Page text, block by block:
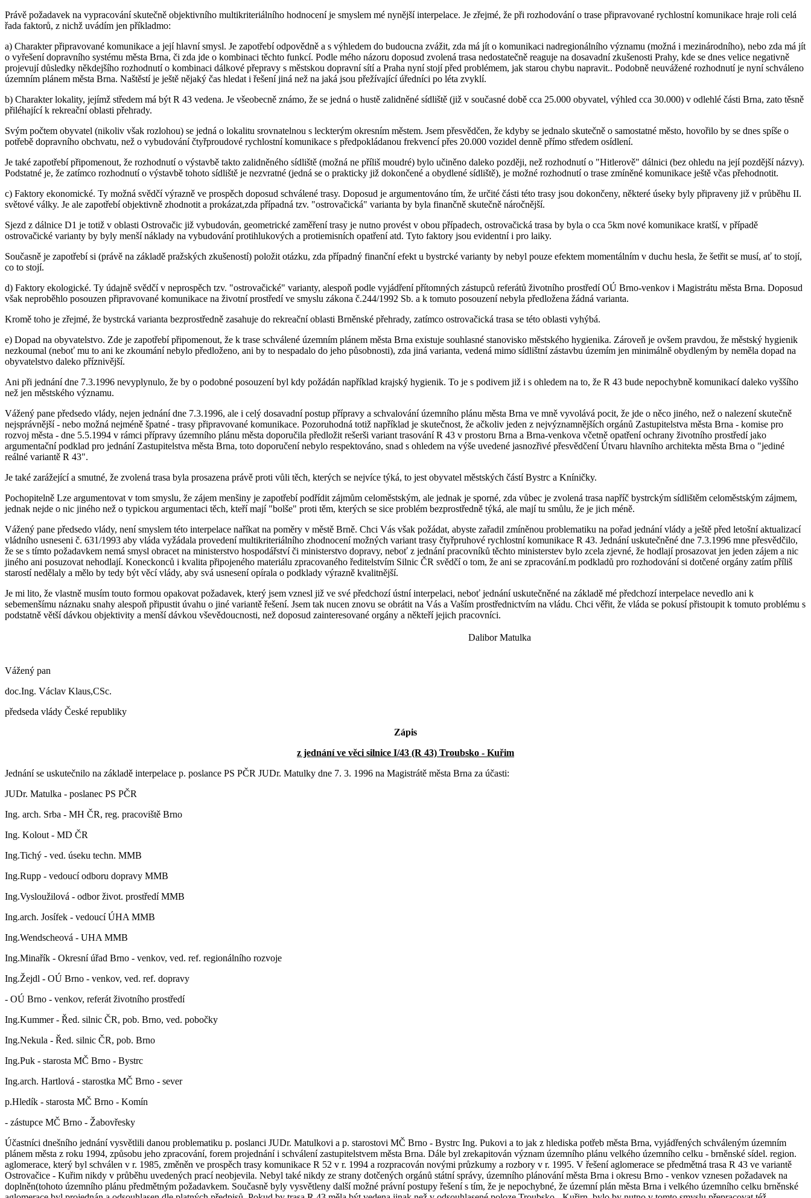
Právě požadavek na vypracování skutečně objektivního multikriteriálního hodnocení je smyslem mé nynější interpelace. Je zřejmé, že při rozhodování o trase připravované rychlostní komunikace hraje roli celá
řada faktorů, z nichž uvádím jen příkladmo:
a) Charakter připravované komunikace a její hlavní smysl. Je zapotřebí odpovědně a s výhledem do budoucna zvážit, zda má jít o komunikaci nadregionálního významu (možná i mezinárodního), nebo zda má jít
o vyřešení dopravního systému města Brna, či zda jde o kombinaci těchto funkcí. Podle mého názoru doposud zvolená trasa nedostatečně reaguje na dosavadní zkušenosti Prahy, kde se dnes velice negativně
projevují důsledky někdejšího rozhodnutí o kombinaci dálkové přepravy s městskou dopravní sítí a Praha nyní stojí před problémem, jak starou chybu napravit.. Podobně neuvážené rozhodnutí je nyní schváleno
územním plánem města Brna. Naštěstí je ještě nějaký čas hledat i řešení jiná než na jaká jsou přežívající úředníci po léta zvyklí.
b) Charakter lokality, jejímž středem má být R 43 vedena. Je všeobecně známo, že se jedná o hustě zalidněné sídliště (již v současné době cca 25.000 obyvatel, výhled cca 30.000) v odlehlé části Brna, zato těsně
přiléhající k rekreační oblasti přehrady.
Svým počtem obyvatel (nikoliv však rozlohou) se jedná o lokalitu srovnatelnou s leckterým okresním městem. Jsem přesvědčen, že kdyby se jednalo skutečně o samostatné město, hovořilo by se dnes spíše o
potřebě dopravního obchvatu, než o vybudování čtyřproudové rychlostní komunikace s předpokládanou frekvencí přes 20.000 vozidel denně přímo středem osídlení.
Je také zapotřebí připomenout, že rozhodnutí o výstavbě takto zalidněného sídliště (možná ne příliš moudré) bylo učiněno daleko později, než rozhodnutí o "Hitlerově" dálnici (bez ohledu na její pozdější názvy).
Podstatné je, že zatímco rozhodnutí o výstavbě tohoto sídliště je nezvratné (jedná se o prakticky již dokončené a obydlené sídliště), je možné rozhodnutí o trase zmíněné komunikace ještě včas přehodnotit.
c) Faktory ekonomické. Ty možná svědčí výrazně ve prospěch doposud schválené trasy. Doposud je argumentováno tím, že určité části této trasy jsou dokončeny, některé úseky byly připraveny již v průběhu II.
světové války. Je ale zapotřebí objektivně zhodnotit a prokázat,zda případná tzv. "ostrovačická" varianta by byla finančně skutečně náročnější.
Sjezd z dálnice D1 je totiž v oblasti Ostrovačic již vybudován, geometrické zaměření trasy je nutno provést v obou případech, ostrovačická trasa by byla o cca 5km nové komunikace kratší, v případě
ostrovačické varianty by byly menší náklady na vybudování protihlukových a protiemisních opatření atd. Tyto faktory jsou evidentní i pro laiky.
Současně je zapotřebí si (právě na základě pražských zkušeností) položit otázku, zda případný finanční efekt u bystrcké varianty by nebyl pouze efektem momentálním v duchu hesla, že šetřit se musí, ať to stojí,
co to stojí.
d) Faktory ekologické. Ty údajně svědčí v neprospěch tzv. "ostrovačické" varianty, alespoň podle vyjádření přítomných zástupců referátů životního prostředí OÚ Brno-venkov i Magistrátu města Brna. Doposud
však neproběhlo posouzen připravované komunikace na životní prostředí ve smyslu zákona č.244/1992 Sb. a k tomuto posouzení nebyla předložena žádná varianta.
Kromě toho je zřejmé, že bystrcká varianta bezprostředně zasahuje do rekreační oblasti Brněnské přehrady, zatímco ostrovačická trasa se této oblasti vyhýbá.
e) Dopad na obyvatelstvo. Zde je zapotřebí připomenout, že k trase schválené územním plánem města Brna existuje souhlasné stanovisko městského hygienika. Zároveň je ovšem pravdou, že městský hygienik
nezkoumal (neboť mu to ani ke zkoumání nebylo předloženo, ani by to nespadalo do jeho působnosti), zda jiná varianta, vedená mimo sídlištní zástavbu územím jen minimálně obydleným by neměla dopad na
obyvatelstvo daleko příznivější.
Ani při jednání dne 7.3.1996 nevyplynulo, že by o podobné posouzení byl kdy požádán například krajský hygienik. To je s podivem již i s ohledem na to, že R 43 bude nepochybně komunikací daleko vyššího
než jen městského významu.
Vážený pane předsedo vlády, nejen jednání dne 7.3.1996, ale i celý dosavadní postup přípravy a schvalování územního plánu města Brna ve mně vyvolává pocit, že jde o něco jiného, než o nalezení skutečně
nejsprávnější - nebo možná nejméně špatné - trasy připravované komunikace. Pozoruhodná totiž například je skutečnost, že ačkoliv jeden z nejvýznamnějších orgánů Zastupitelstva města Brna - komise pro
rozvoj města - dne 5.5.1994 v rámci přípravy územního plánu města doporučila předložit rešerši variant trasování R 43 v prostoru Brna a Brna-venkova včetně opatření ochrany životního prostředí jako
argumentační podklad pro jednání Zastupitelstva města Brna, toto doporučení nebylo respektováno, snad s ohledem na výše uvedené jasnozřivé přesvědčení Útvaru hlavního architekta města Brna o "jediné
reálné variantě R 43".
Je také zarážející a smutné, že zvolená trasa byla prosazena právě proti vůli těch, kterých se nejvíce týká, to jest obyvatel městských částí Bystrc a Kníničky.
Pochopitelně Lze argumentovat v tom smyslu, že zájem menšiny je zapotřebí podřídit zájmům celoměstským, ale jednak je sporné, zda vůbec je zvolená trasa napříč bystrckým sídlištěm celoměstským zájmem,
jednak nejde o nic jiného než o typickou argumentaci těch, kteří mají "bolše" proti těm, kterých se sice problém bezprostředně týká, ale mají tu smůlu, že je jich méně.
Vážený pane předsedo vlády, není smyslem této interpelace naříkat na poměry v městě Brně. Chci Vás však požádat, abyste zařadil zmíněnou problematiku na pořad jednání vlády a ještě před letošní aktualizací
vládního usneseni č. 631/1993 aby vláda vyžádala provedení multikriteriálního zhodnocení možných variant trasy čtyřpruhové rychlostní komunikace R 43. Jednání uskutečněné dne 7.3.1996 mne přesvědčilo,
že se s tímto požadavkem nemá smysl obracet na ministerstvo hospodářství či ministerstvo dopravy, neboť z jednání pracovníků těchto ministerstev bylo zcela zjevné, že hodlají prosazovat jen jeden zájem a nic
jiného ani posuzovat nehodlají. Koneckonců i kvalita připojeného materiálu zpracovaného ředitelstvím Silnic ČR svědčí o tom, že ani se zpracování.m podkladů pro rozhodování si dotčené orgány zatím příliš
starostí nedělaly a mělo by tedy být věcí vlády, aby svá usnesení opírala o podklady výrazně kvalitnější.
Je mi lito, že vlastně musím touto formou opakovat požadavek, který jsem vznesl již ve své předchozí ústní interpelaci, neboť jednání uskutečněné na základě mé předchozí interpelace nevedlo ani k
sebemenšímu náznaku snahy alespoň připustit úvahu o jiné variantě řešení. Jsem tak nucen znovu se obrátit na Vás a Vaším prostřednictvím na vládu. Chci věřit, že vláda se pokusí přistoupit k tomuto problému s
podstatně větší dávkou objektivity a menší dávkou vševědoucnosti, než doposud zainteresované orgány a někteří jejich pracovníci.
Dalibor Matulka
Vážený pan
doc.Ing. Václav Klaus,CSc.
předseda vlády České republiky
Zápis
z jednání ve věci silnice I/43 (R 43) Troubsko - Kuřim
Jednání se uskutečnilo na základě interpelace p. poslance PS PČR JUDr. Matulky dne 7. 3. 1996 na Magistrátě města Brna za účasti:
JUDr. Matulka - poslanec PS PČR
Ing. arch. Srba - MH ČR, reg. pracoviště Brno
Ing. Kolout - MD ČR
Ing.Tichý - ved. úseku techn. MMB
Ing.Rupp - vedoucí odboru dopravy MMB
Ing.Vysloužilová - odbor život. prostředí MMB
Ing.arch. Josífek - vedoucí ÚHA MMB
Ing.Wendscheová - UHA MMB
Ing.Minařík - Okresní úřad Brno - venkov, ved. ref. regionálního rozvoje
Ing.Žejdl - OÚ Brno - venkov, ved. ref. dopravy
- OÚ Brno - venkov, referát životního prostředí
Ing.Kummer - Řed. silnic ČR, pob. Brno, ved. pobočky
Ing.Nekula - Řed. silnic ČR, pob. Brno
Ing.Puk - starosta MČ Brno - Bystrc
Ing.arch. Hartlová - starostka MČ Brno - sever
p.Hledík - starosta MČ Brno - Komín
- zástupce MČ Brno - Žabovřesky
Účastníci dnešního jednání vysvětlili danou problematiku p. poslanci JUDr. Matulkovi a p. starostovi MČ Brno - Bystrc Ing. Pukovi a to jak z hlediska potřeb města Brna, vyjádřených schváleným územním
plánem města z roku 1994, způsobu jeho zpracování, forem projednání i schválení zastupitelstvem města Brna. Dále byl zrekapitován význam územního plánu velkého územního celku - brněnské sídel. region.
aglomerace, který byl schválen v r. 1985, změněn ve prospěch trasy komunikace R 52 v r. 1994 a rozpracován novými průzkumy a rozbory v r. 1995. V řešení aglomerace se předmětná trasa R 43 ve variantě
Ostrovačice - Kuřim nikdy v průběhu uvedených prací neobjevila. Nebyl také nikdy ze strany dotčených orgánů státní správy, územního plánování města Brna i okresu Brno - venkov vznesen požadavek na
doplněn(tohoto územního plánu předmětným požadavkem. Současně byly vysvětleny další možné právní postupy řešení s tím, že je nepochybné, že územní plán města Brna i velkého územního celku brněnské